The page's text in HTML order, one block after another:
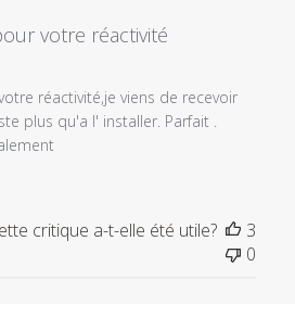
votre réactivité
réactivité,je viens de recevoir
plus qu'a l' installer. Parfait .
critique a-t-elle été utile?
3
0